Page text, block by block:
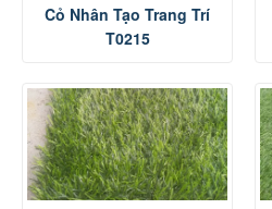
Cỏ Nhân Tạo Trang Trí
T0215